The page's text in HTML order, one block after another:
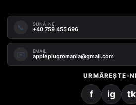
📞 SUNĂ-NE
+40 759 455 696
✉️ EMAIL
appleplugromania@gmail.com
URMĂREȘTE-
f ig tk